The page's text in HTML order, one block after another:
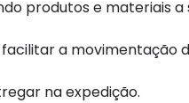
produtos e materiais a
a movimentação
na expedição.